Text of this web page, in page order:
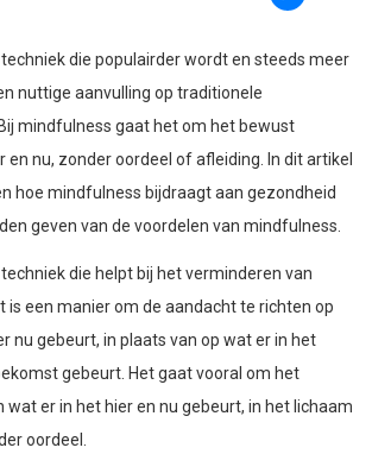
die populairder wordt en steeds meer
nuttige aanvulling op traditionele
mindfulness gaat het om het bewust
en nu, zonder oordeel of afleiding. In dit artikel
hoe mindfulness bijdraagt aan gezondheid
geven van de voordelen van mindfulness.
die helpt bij het verminderen van
is een manier om de aandacht te richten op
nu gebeurt, in plaats van op wat er in het
gebeurt. Het gaat vooral om het
wat er in het hier en nu gebeurt, in het lichaam
oordeel.